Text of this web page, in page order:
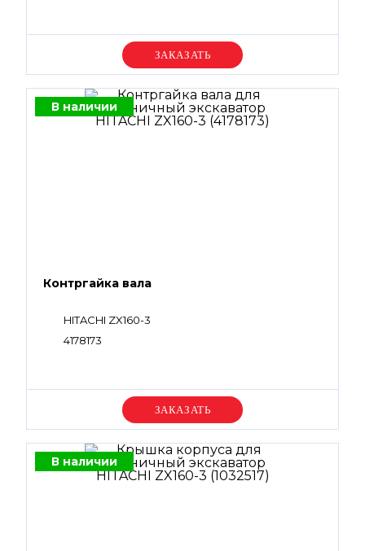
Уточняйте цену
В наличии
Контргайка вала
HITACHI ZX160-3
4178173
Уточняйте цену
В наличии